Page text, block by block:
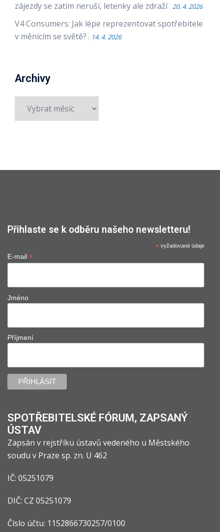
zájezdy se zatím neruší, letenky ale zdraží 20. 4. 2026
V4 Consumers: Jak lépe reprezentovat spotřebitele
v měnícím se světě?
14. 4. 2026
Archivy
Přihlaste se k odběru našeho newsletteru!
* vyžadované údaje
E-mail *
Jméno
Příjmení
SPOTŘEBITELSKÉ FÓRUM, ZAPSANÝ
ÚSTAV
Zapsán v rejstříku ústavů vedeného u Městského
soudu v Praze sp. zn. U 462
IČ: 05251079
DIČ: CZ 05251079
Číslo účtu: 1152866730257/0100